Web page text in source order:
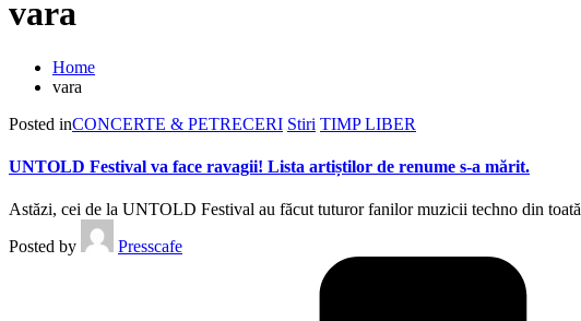
vara
Home
vara
Posted inCONCERTE & PETRECERI Stiri TIMP LIBER
UNTOLD Festival va face ravagii! Lista artiștilor de renume s-a mărit.
Astăzi, cei de la UNTOLD Festival au făcut tuturor fanilor muzicii techno din
Posted by
Presscafe